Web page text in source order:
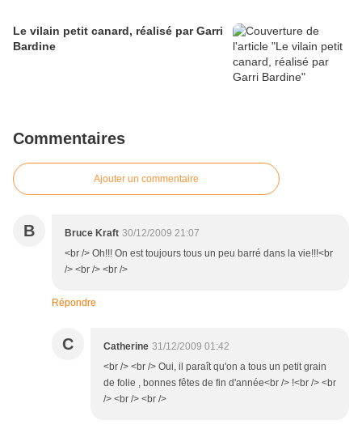
Le vilain petit canard, réalisé par Garri
Bardine
Commentaires
Ajouter un commentaire
B Bruce Kraft 30/12/2009 21:07
<br /> Oh!!! On est toujours tous un peu barré dans la vie!!!<br
/> <br /> <br />
Répondre
C Catherine 31/12/2009 01:42
<br /> <br /> Oui, il paraît qu'on a tous un petit grain
de folie , bonnes fêtes de fin d'année<br /> !<br /> <br
/> <br /> <br />